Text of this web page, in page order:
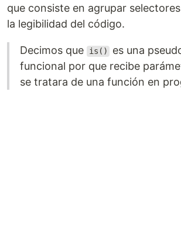
que consiste en agrupar
la legibilidad del código.
Decimos que is()
es una
funcional por que recibe
se tratara de una función en